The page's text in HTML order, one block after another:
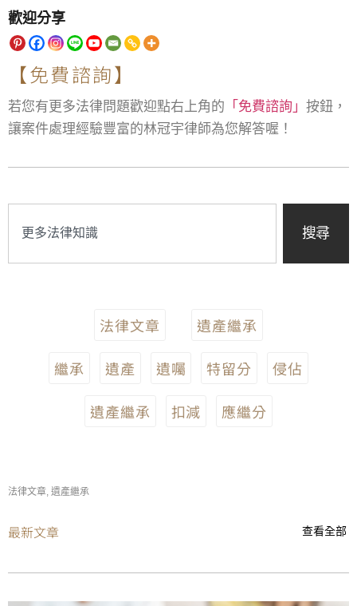
歡迎分享
【免費諮詢】
若您有更多法律問題歡迎點右上角的 「免費諮詢」 按鈕，
讓案件處理經驗豐富的林冠宇律師為您解答喔！
搜尋
法律文章 遺產繼承
繼承 遺產 遺囑 特留分 侵佔
遺產繼承 扣減 應繼分
法律文章, 遺產繼承
最新文章 查看全部